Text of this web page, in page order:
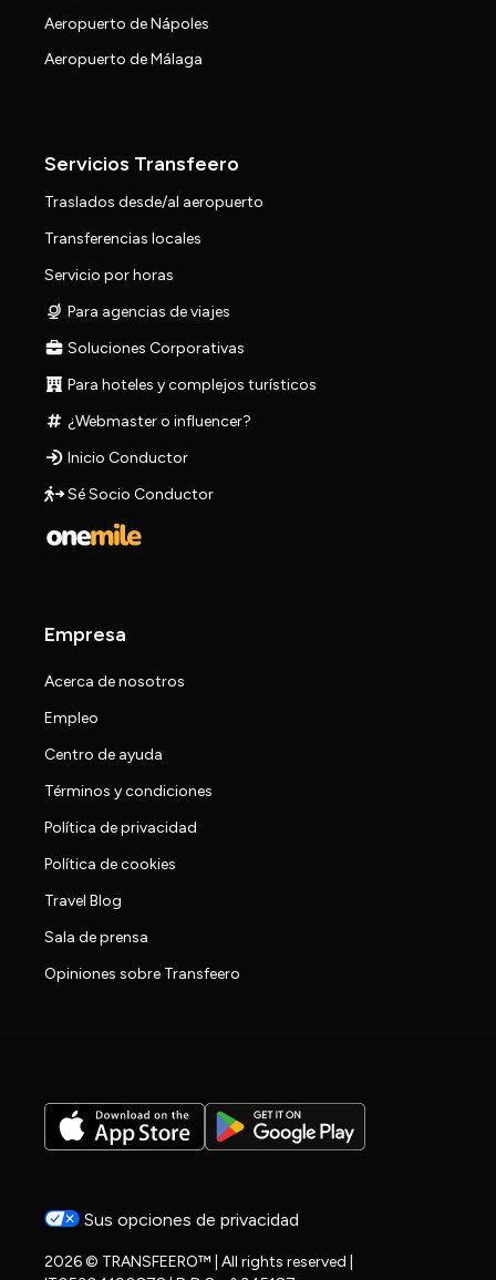
Aeropuerto de Nápoles
Aeropuerto de Málaga
Servicios Transfeero
Traslados desde/al aeropuerto
Transferencias locales
Servicio por horas
Para agencias de viajes
Soluciones Corporativas
Para hoteles y complejos turísticos
¿Webmaster o influencer?
Inicio Conductor
Sé Socio Conductor
Empresa
Acerca de nosotros
Empleo
Centro de ayuda
Términos y condiciones
Política de privacidad
Política de cookies
Travel Blog
Sala de prensa
Opiniones sobre Transfeero
Sus opciones de privacidad
2026 © TRANSFEERO™ | All rights reserved |